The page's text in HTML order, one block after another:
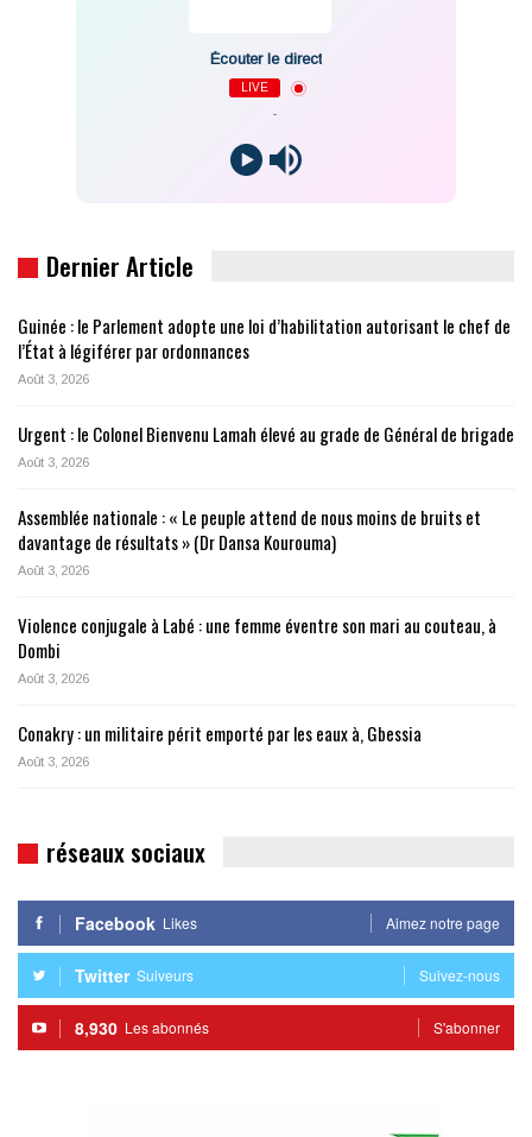
Écouter le direct
LIVE
Dernier Article
Guinée : le Parlement adopte une loi d’habilitation autorisant le chef de
l’État à légiférer par ordonnances
Août 3, 2026
Urgent : le Colonel Bienvenu Lamah élevé au grade de Général de brigade
Août 3, 2026
Assemblée nationale : « Le peuple attend de nous moins de bruits et
davantage de résultats » (Dr Dansa Kourouma)
Août 3, 2026
Violence conjugale à Labé : une femme éventre son mari au couteau, à
Dombi
Août 3, 2026
Conakry : un militaire périt emporté par les eaux à, Gbessia
Août 3, 2026
réseaux sociaux
Facebook Likes Aimez notre page
Twitter Suiveurs Suivez-nous
8,930 Les abonnés S'abonner